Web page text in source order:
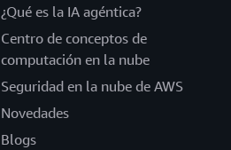
¿Qué es la IA agéntica?
Centro de conceptos de
computación en la nube
Seguridad en la nube de AWS
Novedades
Blogs